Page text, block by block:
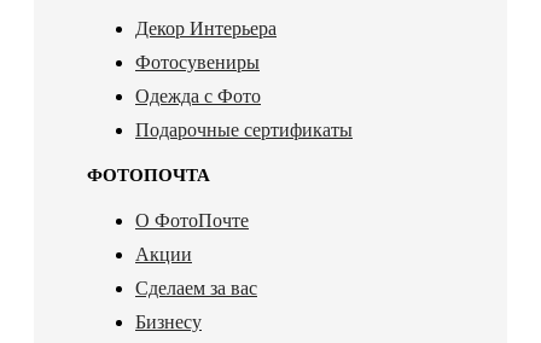
Декор Интерьера
Фотосувениры
Одежда с Фото
Подарочные сертификаты
ФОТОПОЧТА
О ФотоПочте
Акции
Сделаем за вас
Бизнесу